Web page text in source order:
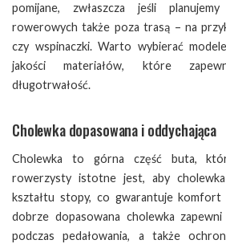
pomijane, zwłaszcza jeśli
rowerowych także poza trasą – na
czy wspinaczki. Warto wybierać
jakości materiałów, które
długotrwałość.
Cholewka dopasowana i oddychająca
Cholewka to górna część buta,
rowerzysty istotne jest, aby
kształtu stopy, co gwarantuje komfort
dobrze dopasowana cholewka
podczas pedałowania, a także